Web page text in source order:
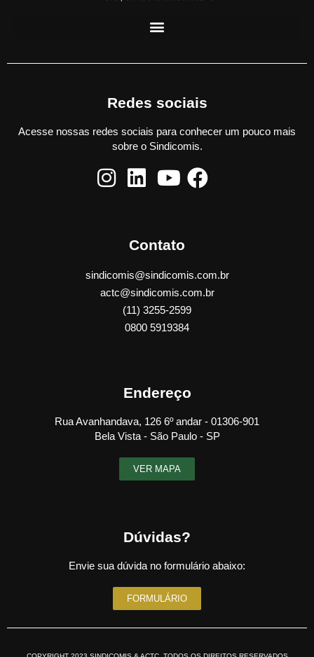
Redes sociais
Acesse nossas redes sociais para conhecer um pouco mais
sobre o Sindicomis.
Contato
sindicomis@sindicomis.com.br
actc@sindicomis.com.br
(11) 3255-2599
0800 5919384
Endereço
Rua Avanhandava, 126 6º andar - 01306-901
Bela Vista - São Paulo - SP
VER MAPA
Dúvidas?
Envie sua dúvida no formulário abaixo:
FORMULÁRIO